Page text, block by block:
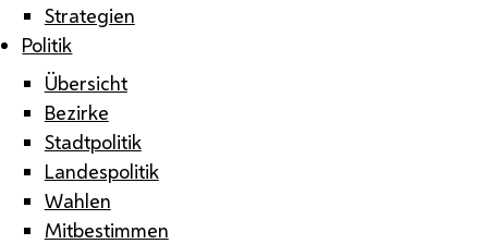
Strategien
Politik
Übersicht
Bezirke
Stadtpolitik
Landespolitik
Wahlen
Mitbestimmen